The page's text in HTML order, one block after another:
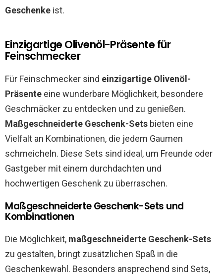
Geschenke ist.
Einzigartige Olivenöl-Präsente für
Feinschmecker
Für Feinschmecker sind einzigartige Olivenöl-
Präsente eine wunderbare Möglichkeit, besondere
Geschmäcker zu entdecken und zu genießen.
Maßgeschneiderte Geschenk-Sets bieten eine
Vielfalt an Kombinationen, die jedem Gaumen
schmeicheln. Diese Sets sind ideal, um Freunde oder
Gastgeber mit einem durchdachten und
hochwertigen Geschenk zu überraschen.
Maßgeschneiderte Geschenk-Sets und
Kombinationen
Die Möglichkeit, maßgeschneiderte Geschenk-Sets
zu gestalten, bringt zusätzlichen Spaß in die
Geschenkewahl. Besonders ansprechend sind Sets,